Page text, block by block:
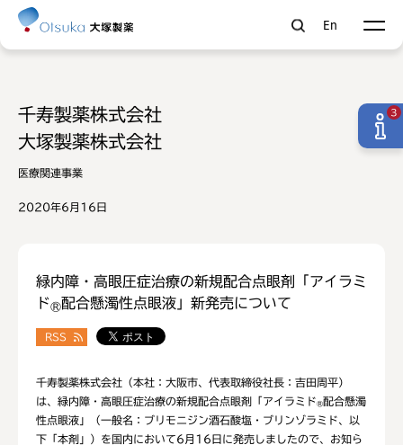
En
千寿製薬株式会社
大塚製薬株式会社
医療関連事業
2020年6月16日
緑内障・高眼圧症治療の新規配合点眼剤「アイラミ
ド®配合懸濁性点眼液」新発売について
RSS
千寿製薬株式会社（本社：大阪市、代表取締役社長：吉田周平）
は、緑内障・高眼圧症治療の新規配合点眼剤「アイラミド®配合懸濁
性点眼液」（一般名：ブリモニジン酒石酸塩・ブリンゾラミド、以
下「本剤」）を国内において6月16日に発売しましたので、お知ら
3